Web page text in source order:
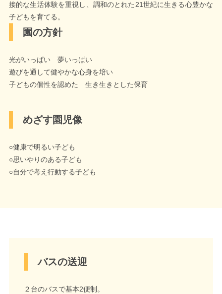
接的な生活体験を重視し、調和のとれた21世紀に生きる心豊かな
子どもを育てる。
園の方針
光がいっぱい 夢いっぱい
遊びを通して健やかな心身を培い
子どもの個性を認めた 生き生きとした保育
めざす園児像
○健康で明るい子ども
○思いやりのある子ども
○自分で考え行動する子ども
バスの送迎
２台のバスで基本2便制。